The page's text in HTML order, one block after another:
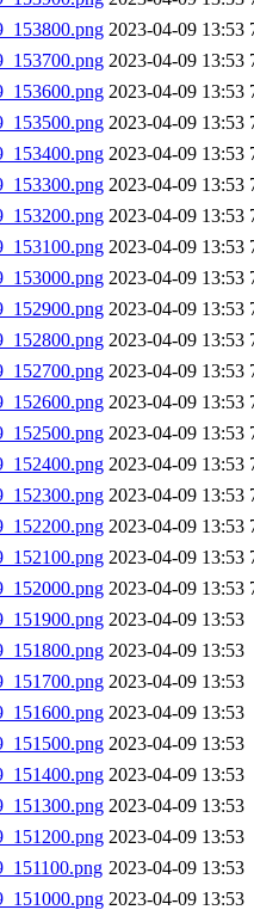
2023-04-09 13:53
2023-04-09 13:53
2023-04-09 13:53
2023-04-09 13:53
2023-04-09 13:53
2023-04-09 13:53
2023-04-09 13:53
2023-04-09 13:53
2023-04-09 13:53
2023-04-09 13:53
2023-04-09 13:53
2023-04-09 13:53
2023-04-09 13:53
2023-04-09 13:53
2023-04-09 13:53
2023-04-09 13:53
2023-04-09 13:53
2023-04-09 13:53
2023-04-09 13:53
2023-04-09 13:53
2023-04-09 13:53
2023-04-09 13:53
2023-04-09 13:53
2023-04-09 13:53
2023-04-09 13:53
2023-04-09 13:53
2023-04-09 13:53
2023-04-09 13:53
2023-04-09 13:53